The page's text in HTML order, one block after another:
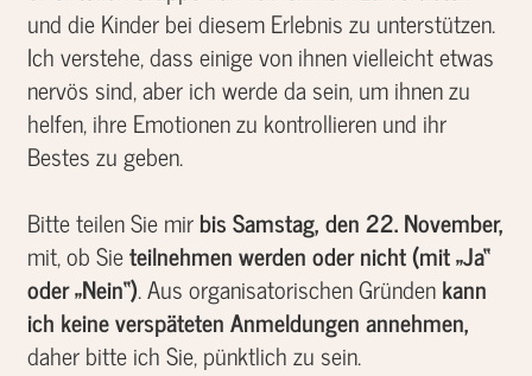
und die Kinder bei diesem Erlebnis zu unterstützen.
Ich verstehe, dass einige von ihnen vielleicht etwas
nervös sind, aber ich werde da sein, um ihnen zu
helfen, ihre Emotionen zu kontrollieren und ihr
Bestes zu geben.
Bitte teilen Sie mirbis Samstag, den 22. November,
mit, ob Sieteilnehmen werden oder nicht (mit „Ja“
oder „Nein“). Aus organisatorischen Gründenkann
ich keine verspäteten Anmeldungen annehmen,
daher bitte ich Sie, pünktlich zu sein.